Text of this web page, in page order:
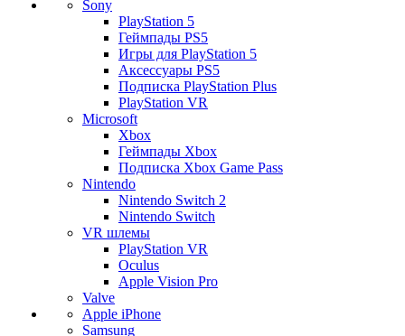
Sony
PlayStation 5
Геймпады PS5
Игры для PlayStation 5
Аксессуары PS5
Подписка PlayStation Plus
PlayStation VR
Microsoft
Xbox
Геймпады Xbox
Подписка Xbox Game Pass
Nintendo
Nintendo Switch 2
Nintendo Switch
VR шлемы
PlayStation VR
Oculus
Apple Vision Pro
Valve
Apple iPhone
Samsung